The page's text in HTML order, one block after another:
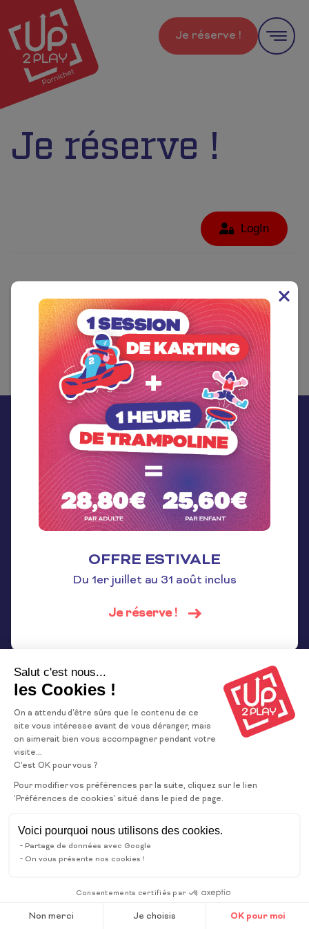
Je réserve !
OFFRE ESTIVALE
Du 1er juillet au 31 août inclus
Je réserve !
Je réserve !
FacebookInstagram
LinkedinTiktok
Restez informé !
Partenaires
Actualités
Presse
Conditions générales de
vente
Gestion des données
personnelles
Gestion des cookies
Modifier les préférences
en matière de cookies
Rejoignez-nous !
Salut c'est nous...
les Cookies !
On a attendu d'être sûrs que le contenu de ce
site vous intéresse avant de vous déranger, mais
on aimerait bien vous accompagner pendant votre
visite...
C'est OK pour vous ?
Pour modifier vos préférences par la suite, cliquez sur le lien
'Préférences de cookies' situé dans le pied de page.
Voici pourquoi nous utilisons des cookies.
Partage de données avec Google
On vous présente nos cookies !
Consentements certifiés par
Non merci Je choisis OK pour moi